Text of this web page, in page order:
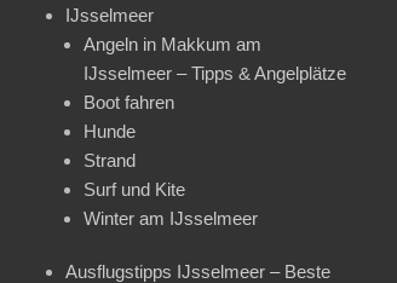
IJsselmeer
Angeln in Makkum am
IJsselmeer – Tipps & Angelplätze
Boot fahren
Hunde
Strand
Surf und Kite
Winter am IJsselmeer
Ausflugstipps IJsselmeer – Beste